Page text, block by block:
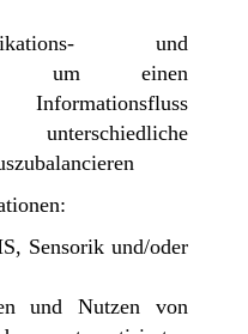
und
um einen
unterschiedliche
Sensorik und/oder
und Nutzen von